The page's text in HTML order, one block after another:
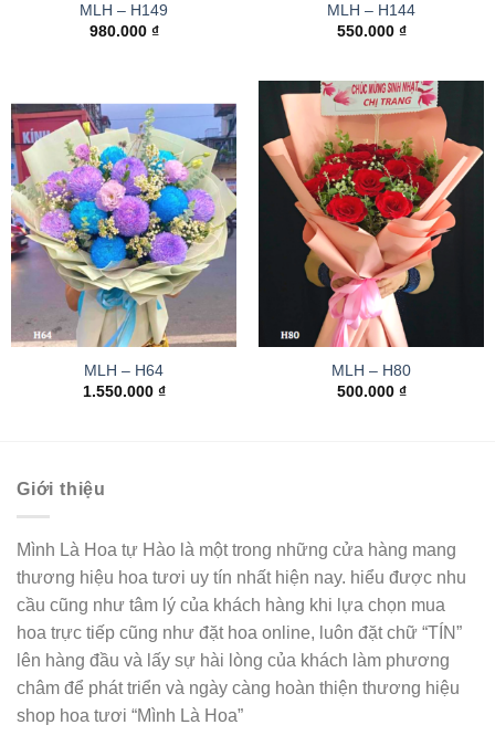
MLH – H149
980.000 ₫
MLH – H144
550.000 ₫
MLH – H64
1.550.000 ₫
MLH – H80
500.000 ₫
Giới thiệu
Mình Là Hoa tự Hào là một trong những cửa hàng mang
thương hiệu hoa tươi uy tín nhất hiện nay. hiểu được nhu
cầu cũng như tâm lý của khách hàng khi lựa chọn mua
hoa trực tiếp cũng như đặt hoa online, luôn đặt chữ “TÍN”
lên hàng đầu và lấy sự hài lòng của khách làm phương
châm để phát triển và ngày càng hoàn thiện thương hiệu
shop hoa tươi “Mình Là Hoa”